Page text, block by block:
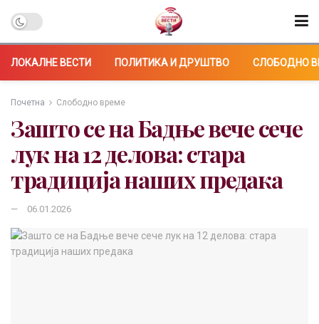
ЛОКАЛНЕ ВЕСТИ ПОЛИТИКА И ДРУШТВО СЛОБОДНО
Почетна Слободно време
Зашто се на Бадње вече сече
лук на 12 делова: стара
традиција наших предака
06.01.2026